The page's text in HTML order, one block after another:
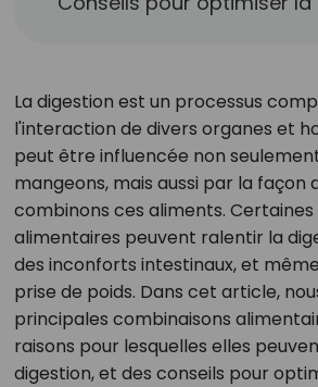
La digestion est un processus
l'interaction de divers organes et
peut être influencée non
mangeons, mais aussi par la façon
combinons ces aliments.
alimentaires peuvent ralentir la
des inconforts intestinaux, et
prise de poids. Dans cet article,
principales combinaisons
raisons pour lesquelles elles
digestion, et des conseils pour